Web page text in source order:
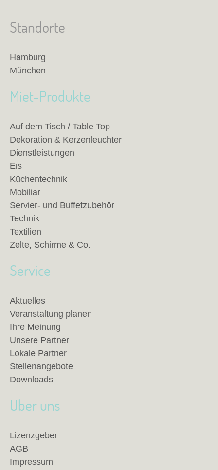
Standorte
Hamburg
München
Miet-Produkte
Auf dem Tisch / Table Top
Dekoration & Kerzenleuchter
Dienstleistungen
Eis
Küchentechnik
Mobiliar
Servier- und Buffetzubehör
Technik
Textilien
Zelte, Schirme & Co.
Service
Aktuelles
Veranstaltung planen
Ihre Meinung
Unsere Partner
Lokale Partner
Stellenangebote
Downloads
Über uns
Lizenzgeber
AGB
Impressum